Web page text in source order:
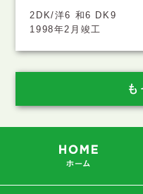
2DK/洋6 和6 DK9
1998年2月竣工